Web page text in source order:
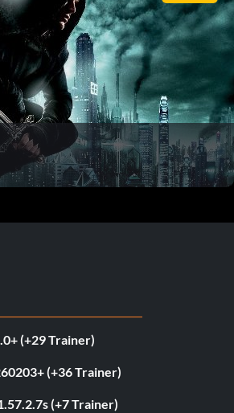
(+29 Trainer)
(+36 Trainer)
(+7 Trainer)